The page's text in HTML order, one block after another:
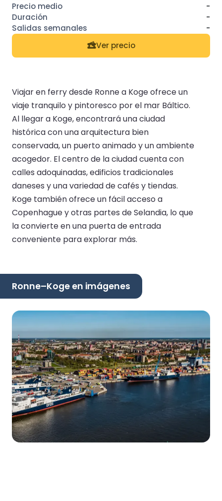
-
-
-
Ver precio
Viajar en ferry desde Ronne a Koge ofrece un
viaje tranquilo y pintoresco por el mar Báltico.
Al llegar a Koge, encontrará una ciudad
histórica con una arquitectura bien
conservada, un puerto animado y un ambiente
acogedor. El centro de la ciudad cuenta con
calles adoquinadas, edificios tradicionales
daneses y una variedad de cafés y tiendas.
Koge también ofrece un fácil acceso a
Copenhague y otras partes de Selandia, lo que
la convierte en una puerta de entrada
conveniente para explorar más.
Ronne–Koge en imágenes